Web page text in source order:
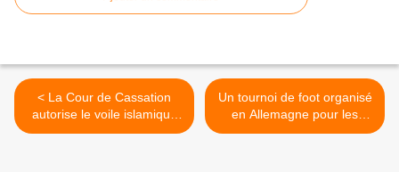
< La Cour de Cassation
autorise le voile islamique
dans l’entreprise : pagaille
Un tournoi de foot organisé
en Allemagne pour les
migrants a fini en émeute